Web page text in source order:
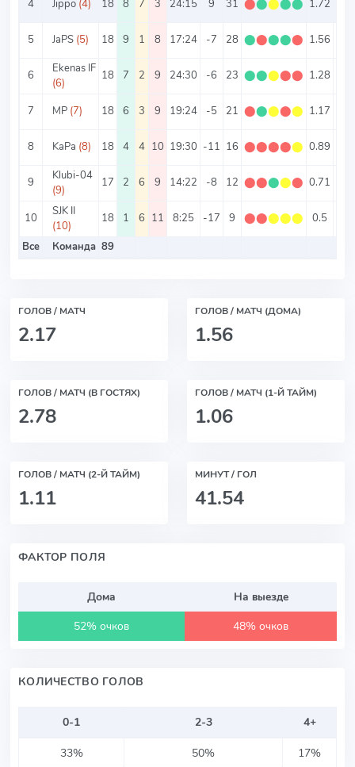
4 Jippo (4) 18 8 7 3 24:15 9 31 ⬤⬤⬤⬤⬤ 1.72
5 JaPS (5) 18 9 1 8 17:24 -7 28 ⬤⬤⬤⬤⬤ 1.56
6
Ekenas IF
(6)
18 7 2 9 24:30 -6 23 ⬤⬤⬤⬤⬤ 1.28
7 MP (7) 18 6 3 9 19:24 -5 21 ⬤⬤⬤⬤⬤ 1.17
8 KaPa (8) 18 4 4 10 19:30 -11 16 ⬤⬤⬤⬤⬤ 0.89
9
Klubi-04
(9)
17 2 6 9 14:22 -8 12 ⬤⬤⬤⬤⬤ 0.71
10
SJK II
(10)
18 1 6 11 8:25 -17 9 ⬤⬤⬤⬤⬤ 0.5
Все
Команда 89
ГОЛОВ / МАТЧ
2.17
ГОЛОВ / МАТЧ (ДОМА)
1.56
ГОЛОВ / МАТЧ (В ГОСТЯХ)
2.78
ГОЛОВ / МАТЧ (1-Й ТАЙМ)
1.06
ГОЛОВ / МАТЧ (2-Й ТАЙМ)
1.11
МИНУТ / ГОЛ
41.54
ФАКТОР ПОЛЯ
Дома
На выезде
52% очков
48% очков
КОЛИЧЕСТВО ГОЛОВ
0-1 2-3
4+
33%
50% 17%